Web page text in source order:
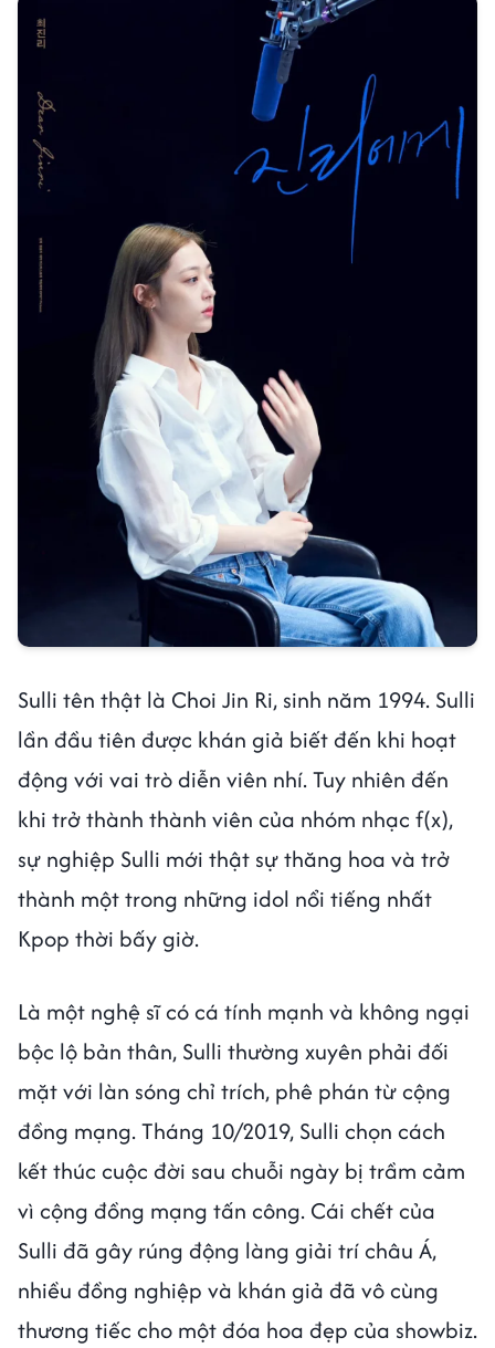
Sulli tên thật là Choi Jin Ri, sinh năm 1994. Sulli
lần đầu tiên được khán giả biết đến khi hoạt
động với vai trò diễn viên nhí. Tuy nhiên đến
khi trở thành thành viên của nhóm nhạc f(x),
sự nghiệp Sulli mới thật sự thăng hoa và trở
thành một trong những idol nổi tiếng nhất
Kpop thời bấy giờ.
Là một nghệ sĩ có cá tính mạnh và không ngại
bộc lộ bản thân, Sulli thường xuyên phải đối
mặt với làn sóng chỉ trích, phê phán từ cộng
đồng mạng. Tháng 10/2019, Sulli chọn cách
kết thúc cuộc đời sau chuỗi ngày bị trầm cảm
vì cộng đồng mạng tấn công. Cái chết của
Sulli đã gây rúng động làng giải trí châu Á,
nhiều đồng nghiệp và khán giả đã vô cùng
thương tiếc cho một đóa hoa đẹp của showbiz.